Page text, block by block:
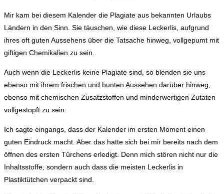
Mir kam bei diesem Kalender die Plagiate aus bekannten Urlaubs
Ländern in den Sinn. Sie täuschen, wie diese Leckerlis, aufgrund
ihres oft guten Aussehens über die Tatsache hinweg, vollgepumt mit
giftigen Chemikalien zu sein.
Auch wenn die Leckerlis keine Plagiate sind, so blenden sie uns
ebenso mit ihrem frischen und bunten Aussehen darüber hinweg,
ebenso mit chemischen Zusatzstoffen und minderwertigen Zutaten
vollgestopft zu sein.
Ich sagte eingangs, dass der Kalender im ersten Moment einen
guten Eindruck macht. Aber das hatte sich bei mir bereits nach dem
öffnen des ersten Türchens erledigt. Denn mich stören nicht nur die
Inhaltsstoffe, sondern auch dass die meisten Leckerlis in
Plastiktütchen verpackt sind.